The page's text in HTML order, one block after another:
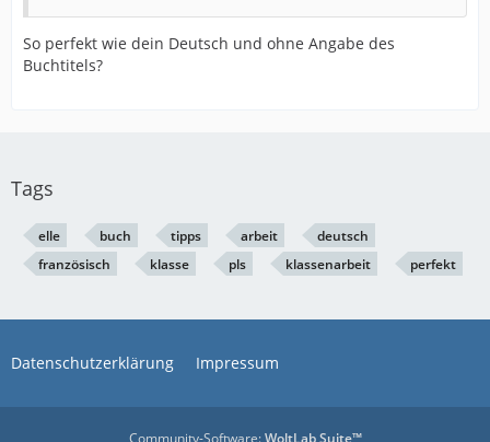
So perfekt wie dein Deutsch und ohne Angabe des
Buchtitels?
Tags
elle buch tipps arbeit
deutsch
französisch
klasse pls klassenarbeit perfekt
Datenschutzerklärung Impressum
Community-Software:WoltLab Suite™